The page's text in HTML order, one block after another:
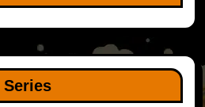
Series